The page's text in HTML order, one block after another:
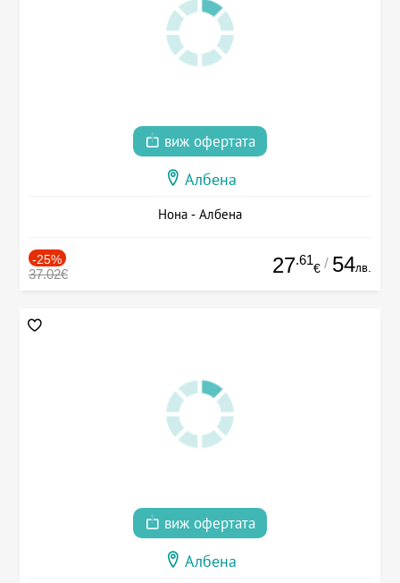
виж офертата
Албена
Нона - Албена
-25%
37.02€ 27.61
€ / 54лв.
виж офертата
Албена